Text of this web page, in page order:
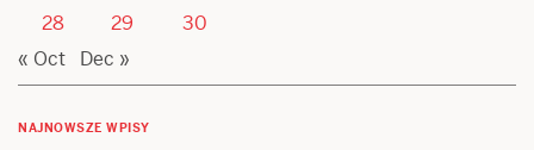
28
29
30
« Oct
Dec »
NAJNOWSZE WPISY